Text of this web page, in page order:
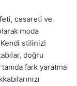
cesareti ve
moda
stilinizi
doğru
fark yaratma